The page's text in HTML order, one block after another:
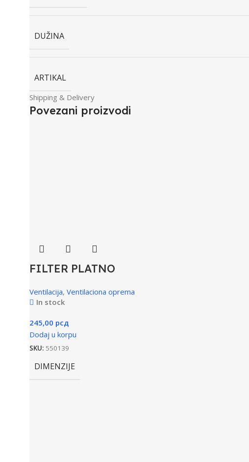
DUŽINA
ARTIKAL
Shipping & Delivery
Povezani proizvodi
FILTER PLATNO
Ventilacija, Ventilaciona oprema
In stock
245,00 рсд
Dodaj u korpu
SKU: 550139
DIMENZIJE